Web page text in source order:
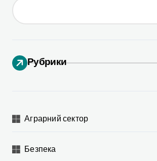
Рубрики
Аграрний сектор
Безпека